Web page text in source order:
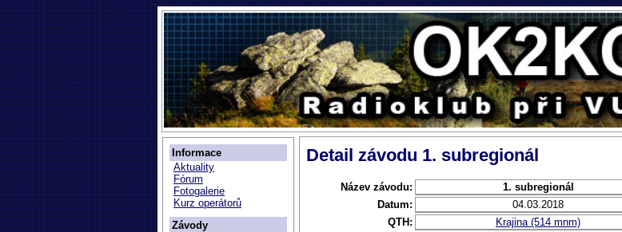
Informace
Aktuality
Fórum
Fotogalerie
Kurz operátorů
Závody
Detail závodu 1. subregionál
Název závodu: 1. subregionál
Datum:
04.03.2018
QTH:
Krajina (514 mnm)